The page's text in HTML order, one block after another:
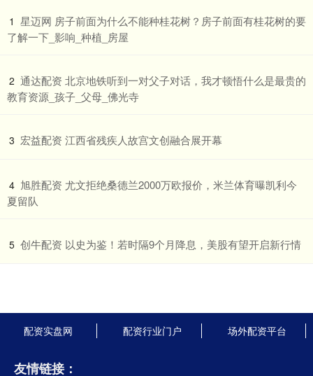
1 ​星迈网 房子前面为什么不能种桂花树？房子前面有桂花树的要
了解一下_影响_种植_房屋
2 ​通达配资 北京地铁听到一对父子对话，我才顿悟什么是最贵的
教育资源_孩子_父母_佛光寺
3 ​宏益配资 江西省残疾人故宫文创融合展开幕
4 ​旭胜配资 尤文拒绝桑德兰2000万欧报价，米兰体育曝凯利今
夏留队
5 ​创牛配资 以史为鉴！若时隔9个月降息，美股有望开启新行情
配资实盘网 配资行业门户 场外配资平台
友情链接：